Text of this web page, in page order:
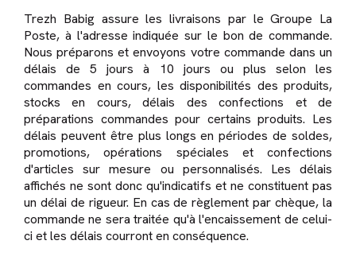
Trezh Babig assure les livraisons par le Groupe La
Poste, à l'adresse indiquée sur le bon de commande.
Nous préparons et envoyons votre commande dans un
délais de 5 jours à 10 jours ou plus selon les
commandes en cours, les disponibilités des produits,
stocks en cours, délais des confections et de
préparations commandes pour certains produits. Les
délais peuvent être plus longs en périodes de soldes,
promotions, opérations spéciales et confections
d'articles sur mesure ou personnalisés. Les délais
affichés ne sont donc qu'indicatifs et ne constituent pas
un délai de rigueur. En cas de règlement par chèque, la
commande ne sera traitée qu'à l'encaissement de celui-
ci et les délais courront en conséquence.